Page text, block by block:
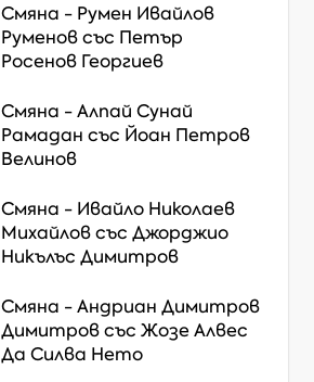
Смяна - Румен Ивайлов
Руменовсъс Петър
Росенов Георгиев
Смяна -Алпай Сунай
Рамадан със Йоан Петров
Велинов
Смяна - Ивайло Николаев
Михайловсъс Джорджио
Никълъс Димитров
Смяна -Андриан Димитров
Димитровсъс Жозе Алвес
Да Силва Нето